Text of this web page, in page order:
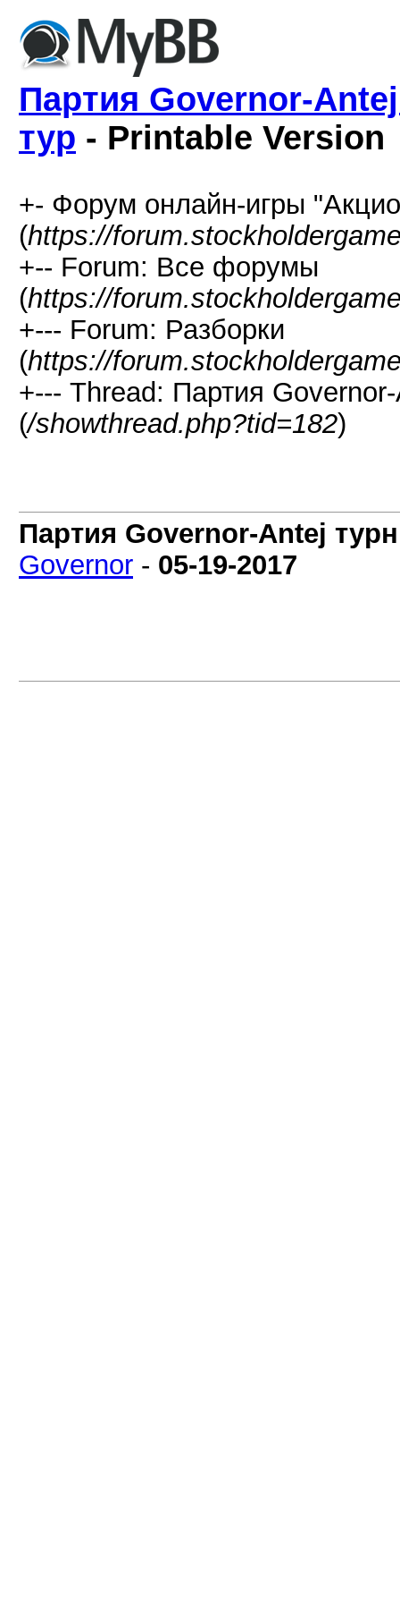
Партия Governor-
тур - Printable Version
+- Форум онлайн-игры
(https://
+-- Forum: Все форумы
(https://
+--- Forum: Разборки
(https://
+--- Thread: Партия
(/showthread.php?tid=182)
Партия Governor-Antej
Governor - 05-19-2017